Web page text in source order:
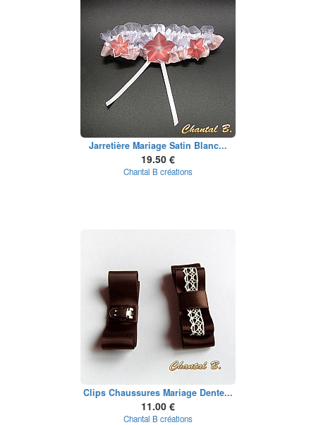
Jarretière Mariage Satin Blanc...
19.50 €
Chantal B créations
Clips Chaussures Mariage Dente...
11.00 €
Chantal B créations